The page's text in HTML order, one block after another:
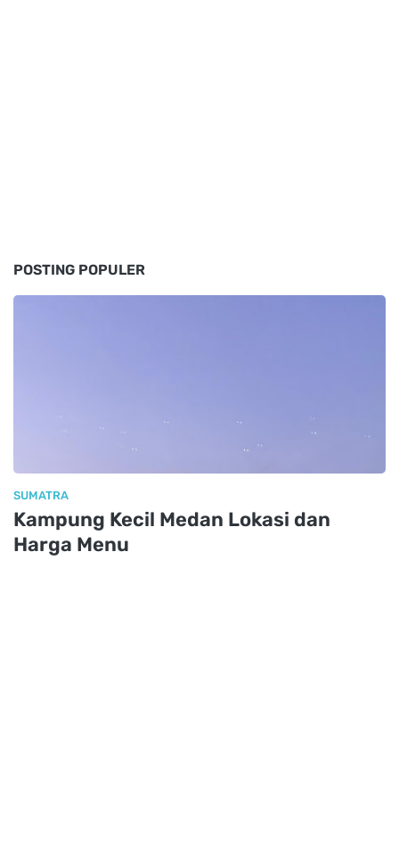
POSTING POPULER
SUMATRA
Kampung Kecil Medan Lokasi dan
Harga Menu